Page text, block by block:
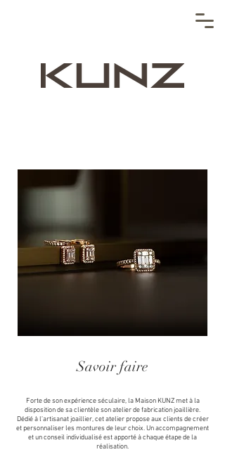
Savoir faire
Forte de son expérience séculaire, la Maison KUNZ met à la
disposition de sa clientèle son atelier de fabrication joaillière.
Dédié à l’artisanat joaillier, cet atelier propose aux clients de créer
et personnaliser les montures de leur choix. Un accompagnement
et un conseil individualisé est apporté à chaque étape de la
réalisation.